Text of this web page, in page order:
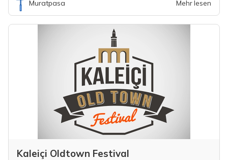
Muratpasa Mehr lesen
Kaleiçi Oldtown Festival